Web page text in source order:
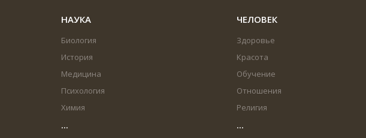
НАУКА
Биология
История
Медицина
Психология
Химия
...
ЧЕЛОВЕК
Здоровье
Красота
Обучение
Отношения
Религия
...